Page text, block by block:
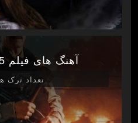
آهنگ های فیلم Normal 2025
تعداد ترک ها